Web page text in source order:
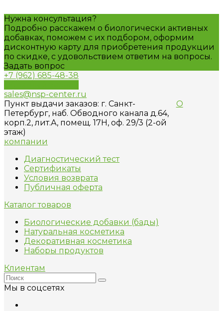
Нужна консультация?
Подробно расскажем о биологически активных
добавках, поможем с их подбором, оформим
дисконтную карту для приобретения продукции
по скидке, с удовольствием ответим на вопросы.
Задать вопрос
+7 (962) 685-48-38
sales@nsp-center.ru
Пункт выдачи заказов: г. Санкт-
Петербург, наб. Обводного канала д.64,
корп.2, лит.А, помещ. 17H, оф. 29/3 (2-ой
этаж)
О
компании
Диагностический тест
Сертификаты
Условия возврата
Публичная оферта
Каталог товаров
Биологические добавки (бады)
Натуральная косметика
Декоративная косметика
Наборы продуктов
Клиентам
Мы в соцсетях